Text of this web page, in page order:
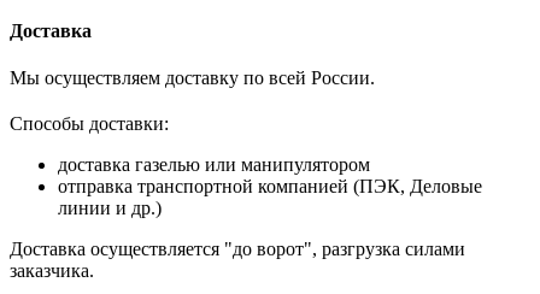
Доставка
Мы осуществляем доставку по всей России.
Способы доставки:
доставка газелью или манипулятором
отправка транспортной компанией (ПЭК, Деловые
линии и др.)
Доставка осуществляется "до ворот", разгрузка силами
заказчика.